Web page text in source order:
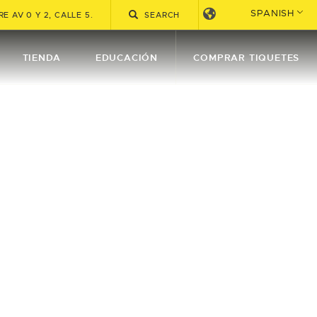
AV 0 Y 2, CALLE 5. SPANISH
TIENDA EDUCACIÓN COMPRAR TIQUETES